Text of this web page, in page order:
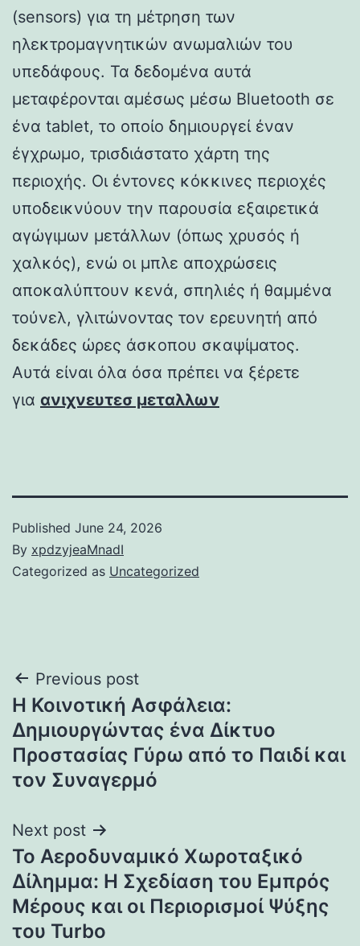
(sensors) για τη μέτρηση των
ηλεκτρομαγνητικών ανωμαλιών του
υπεδάφους. Τα δεδομένα αυτά
μεταφέρονται αμέσως μέσω Bluetooth σε
ένα tablet, το οποίο δημιουργεί έναν
έγχρωμο, τρισδιάστατο χάρτη της
περιοχής. Οι έντονες κόκκινες περιοχές
υποδεικνύουν την παρουσία εξαιρετικά
αγώγιμων μετάλλων (όπως χρυσός ή
χαλκός), ενώ οι μπλε αποχρώσεις
αποκαλύπτουν κενά, σπηλιές ή θαμμένα
τούνελ, γλιτώνοντας τον ερευνητή από
δεκάδες ώρες άσκοπου σκαψίματος.
Αυτά είναι όλα όσα πρέπει να ξέρετε
για ανιχνευτεσ μεταλλων
Published June 24, 2026
By xpdzyjeaMnadI
Categorized as Uncategorized
Post
navigation
Previous post
Η Κοινοτική Ασφάλεια:
Δημιουργώντας ένα Δίκτυο
Προστασίας Γύρω από το Παιδί και
τον Συναγερμό
Next post
Το Αεροδυναμικό Χωροταξικό
Δίλημμα: Η Σχεδίαση του Εμπρός
Μέρους και οι Περιορισμοί Ψύξης
του Turbo